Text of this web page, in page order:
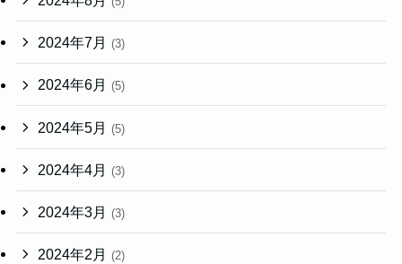
2024年7月 (3)
2024年6月 (5)
2024年5月 (5)
2024年4月 (3)
2024年3月 (3)
2024年2月 (2)